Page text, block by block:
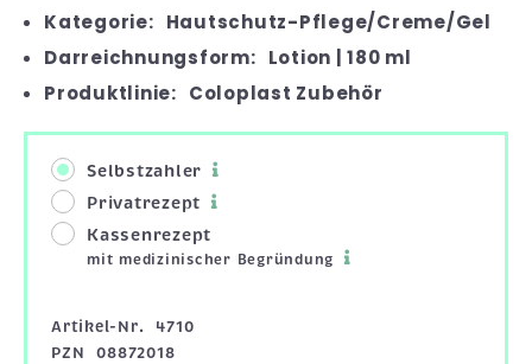
Kategorie: Hautschutz-Pflege/Creme/Gel
Darreichnungsform: Lotion | 180 ml
Produktlinie: Coloplast Zubehör
Selbstzahler
Privatrezept
Kassenrezept
mit medizinischer Begründung
Artikel-Nr.
4710
PZN
08872018